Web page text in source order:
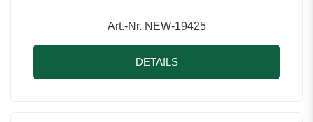
Art.-Nr. NEW-19425
DETAILS